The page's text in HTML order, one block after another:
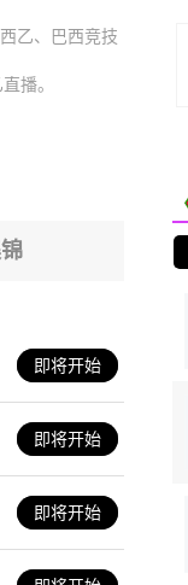
乙、巴西竞技
播。
即将开始
即将开始
即将开始